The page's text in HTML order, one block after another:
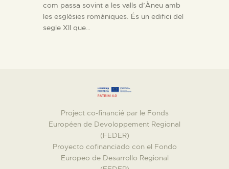
com passa sovint a les valls d’Àneu amb
les esglésies romàniques. És un edifici del
segle XII que…
Project co-financié par le Fonds
Européen de Devoloppement Regional
(FEDER)
Proyecto cofinanciado con el Fondo
Europeo de Desarrollo Regional